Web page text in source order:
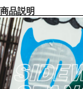
商品説明